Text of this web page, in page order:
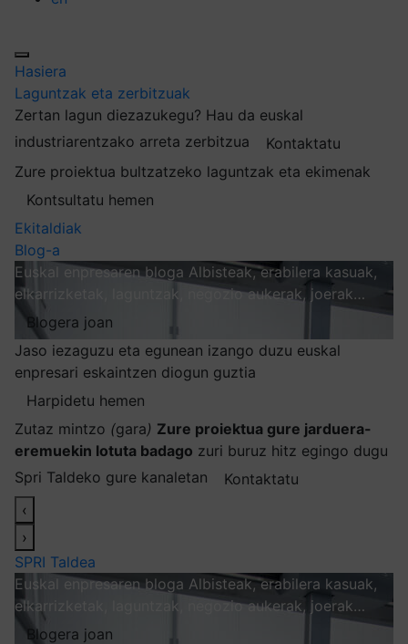
Hasiera
Laguntzak eta zerbitzuak
Zertan lagun diezazukegu? Hau da euskal
industriarentzako arreta zerbitzua
Kontaktatu
Zure proiektua bultzatzeko laguntzak eta ekimenak
Kontsultatu hemen
Ekitaldiak
Blog-a
Euskal enpresaren bloga Albisteak, erabilera kasuak,
elkarrizketak, laguntzak, negozio aukerak, joerak…
Blogera joan
Jaso iezaguzu eta egunean izango duzu euskal
enpresari eskaintzen diogun guztia
Harpidetu hemen
Zutaz mintzo (gara) Zure proiektua gure jarduera-
eremuekin lotuta badago zuri buruz hitz egingo dugu
Spri Taldeko gure kanaletan
Kontaktatu
‹
›
SPRI Taldea
Euskal enpresaren bloga Albisteak, erabilera kasuak,
elkarrizketak, laguntzak, negozio aukerak, joerak…
Blogera joan